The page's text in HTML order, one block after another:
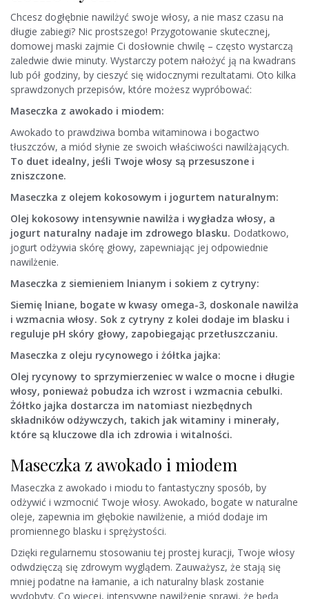
Chcesz dogłębnie nawilżyć swoje włosy, a nie masz czasu na
długie zabiegi? Nic prostszego! Przygotowanie skutecznej,
domowej maski zajmie Ci dosłownie chwilę – często wystarczą
zaledwie dwie minuty. Wystarczy potem nałożyć ją na kwadrans
lub pół godziny, by cieszyć się widocznymi rezultatami. Oto kilka
sprawdzonych przepisów, które możesz wypróbować:
Maseczka z awokado i miodem:
Awokado to prawdziwa bomba witaminowa i bogactwo
tłuszczów, a miód słynie ze swoich właściwości nawilżających.
To duet idealny, jeśli Twoje włosy są przesuszone i
zniszczone.
Maseczka z olejem kokosowym i jogurtem naturalnym:
Olej kokosowy intensywnie nawilża i wygładza włosy, a
jogurt naturalny nadaje im zdrowego blasku. Dodatkowo,
jogurt odżywia skórę głowy, zapewniając jej odpowiednie
nawilżenie.
Maseczka z siemieniem lnianym i sokiem z cytryny:
Siemię lniane, bogate w kwasy omega-3, doskonale nawilża
i wzmacnia włosy. Sok z cytryny z kolei dodaje im blasku i
reguluje pH skóry głowy, zapobiegając przetłuszczaniu.
Maseczka z oleju rycynowego i żółtka jajka:
Olej rycynowy to sprzymierzeniec w walce o mocne i długie
włosy, ponieważ pobudza ich wzrost i wzmacnia cebulki.
Żółtko jajka dostarcza im natomiast niezbędnych
składników odżywczych, takich jak witaminy i minerały,
które są kluczowe dla ich zdrowia i witalności.
Maseczka z awokado i miodem
Maseczka z awokado i miodu to fantastyczny sposób, by
odżywić i wzmocnić Twoje włosy. Awokado, bogate w naturalne
oleje, zapewnia im głębokie nawilżenie, a miód dodaje im
promiennego blasku i sprężystości.
Dzięki regularnemu stosowaniu tej prostej kuracji, Twoje włosy
odwdzięczą się zdrowym wyglądem. Zauważysz, że stają się
mniej podatne na łamanie, a ich naturalny blask zostanie
wydobyty. Co więcej, intensywne nawilżenie sprawi, że będą